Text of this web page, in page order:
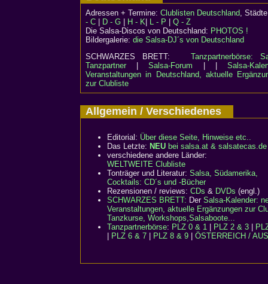
Adressen + Termine: Clublisten Deutschland,
- C
D - G H - K L - P
Q - Z
Die Salsa-Discos von Deutschland: PHOTOS !
Bildergalerie: die Salsa-DJ´s von Deutschland
SCHWARZES BRETT:Tanzpartnerbörse:
Tanzpartner|Salsa-Forum | |Salsa-
Veranstaltungen in Deutschland, aktuelle
zur Clubliste
Allgemein / Verschiedenes
Editorial: Über diese Seite, Hinweise etc..
Das Letzte: NEU bei salsa.at & salsatecas.de
verschiedene andere Länder:
WELTWEITE Clubliste
Tonträger und Literatur: Salsa, Südamerika,
Cocktails: CD´s und -Bücher
Rezensionen / reviews: CDs & DVDs (engl.)
SCHWARZES BRETT: Der Salsa-Kalender:
Veranstaltungen, aktuelle Ergänzungen zur
Tanzkurse, Workshops,Salsaboote...
Tanzpartnerbörse: PLZ 0 & 1 PLZ 2 & 3
PLZ 6 & 7 PLZ 8 & 9 ÖSTERREICH /